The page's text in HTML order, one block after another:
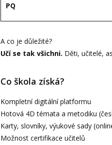
PQ
A co je důležité?
Učí se tak všichni. Děti, učitelé,
Co škola získá?
Kompletní digitální platformu
Hotová 4D témata a metodiku
Karty, slovníky, výukové sady
Možnost certifikace učitelů